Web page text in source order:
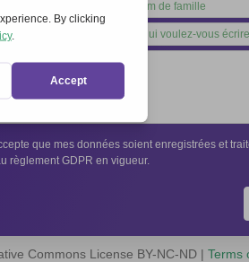
que mes données soient enregistrées et
règlement GDPR en vigueur.
Commons License BY-NC-ND | Terms